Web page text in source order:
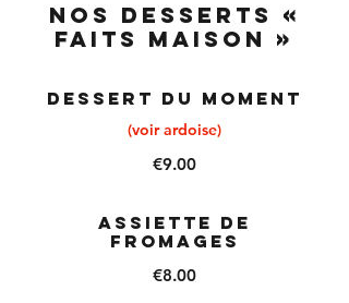
NOS DESSERTS «
FAITS MAISON »
DESSERT DU MOMENT
(voir ardoise)
€9.00
ASSIETTE DE
FROMAGES
€8.00